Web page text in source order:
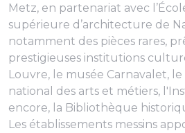
Metz, en partenariat avec
supérieure d’architecture de
notamment des pièces rares,
prestigieuses institutions
Louvre, le musée Carnavalet,
national des arts et métiers,
encore, la Bibliothèque
Les établissements messins